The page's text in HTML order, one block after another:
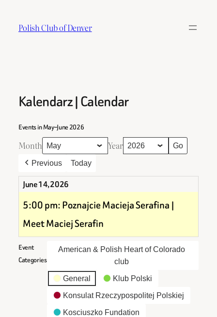
content
Polish Club of Denver
Kalendarz | Calendar
Events in May–June 2026
Month Year
Previous Today
June 14, 2026
5:00 pm: Poznajcie Macieja Serafina |
Meet Maciej Serafin
Event
Categories
American & Polish Heart of Colorado
club
General Klub Polski
Konsulat Rzeczypospolitej Polskiej
Kosciuszko Fundation